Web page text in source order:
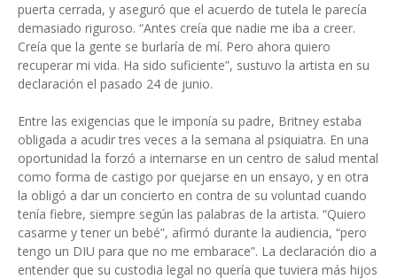
puerta cerrada, y aseguró que el acuerdo de tutela le parecía
demasiado riguroso. “Antes creía que nadie me iba a creer.
Creía que la gente se burlaría de mí. Pero ahora quiero
recuperar mi vida. Ha sido suficiente”, sustuvo la artista en su
declaración el pasado 24 de junio.
Entre las exigencias que le imponía su padre, Britney estaba
obligada a acudir tres veces a la semana al psiquiatra. En una
oportunidad la forzó a internarse en un centro de salud mental
como forma de castigo por quejarse en un ensayo, y en otra
la obligó a dar un concierto en contra de su voluntad cuando
tenía fiebre, siempre según las palabras de la artista. “Quiero
casarme y tener un bebé”, afirmó durante la audiencia, “pero
tengo un DIU para que no me embarace”. La declaración dio a
entender que su custodia legal no quería que tuviera más hijos